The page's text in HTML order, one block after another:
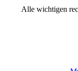
Alle wichtigen